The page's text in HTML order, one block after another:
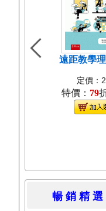
遠距教學
定價：
特價： 79
暢 銷 精